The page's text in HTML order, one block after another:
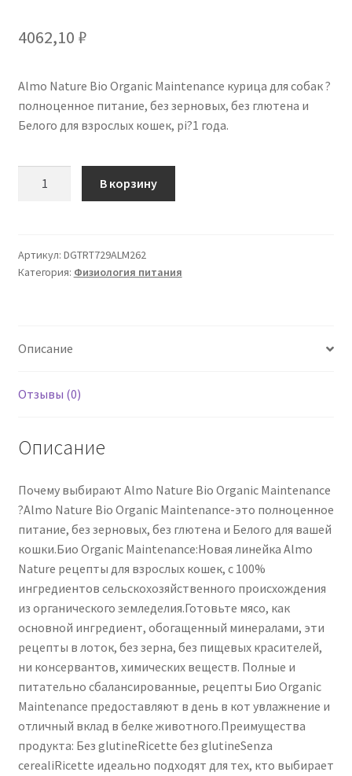
4062,10 ₽
Almo Nature Bio Organic Maintenance курица для собак ?
полноценное питание, без зерновых, без глютена и
Белого для взрослых кошек, pi?1 года.
Bio
Organic
собак
х
В корзину
Артикул: DGTRT729ALM262
Категория: Физиология питания
Описание
Отзывы (0)
Описание
Почему выбирают Almo Nature Bio Organic Maintenance
?Almo Nature Bio Organic Maintenance-это полноценное
питание, без зерновых, без глютена и Белого для вашей
кошки.Био Organic Maintenance:Новая линейка Almo
Nature рецепты для взрослых кошек, с 100%
ингредиентов сельскохозяйственного происхождения
из органического земледелия.Готовьте мясо, как
основной ингредиент, обогащенный минералами, эти
рецепты в лоток, без зерна, без пищевых красителей,
ни консервантов, химических веществ. Полные и
питательно сбалансированные, рецепты Био Organic
Maintenance предоставляют в день в кот увлажнение и
отличный вклад в белке животного.Преимущества
продукта: Без glutineRicette без glutineSenza
cerealiRicette идеально подходят для тех, кто выбирает